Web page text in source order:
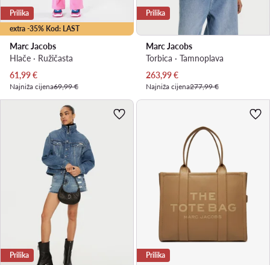
extra -35% Kod: LAST
Prilika
Marc Jacobs
Hlače · Ružičasta
Trenutna cijena
61,99€
Najniža cijena69,99 €
Prilika
Marc Jacobs
Torbica · Tamnoplava
Trenutna cijena
263,99€
Najniža cijena277,99 €
Prilika Prilika